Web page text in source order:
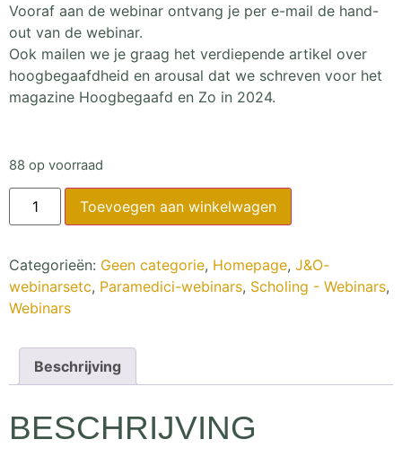
Vooraf aan de webinar ontvang je per e-mail de hand-
out van de webinar.
Ook mailen we je graag het verdiepende artikel over
hoogbegaafdheid en arousal dat we schreven voor het
magazine Hoogbegaafd en Zo in 2024.
88 op voorraad
Toevoegen aan winkelwagen
Categorieën: Geen categorie, Homepage, J&O-
webinarsetc, Paramedici-webinars, Scholing - Webinars,
Webinars
Beschrijving
BESCHRIJVING